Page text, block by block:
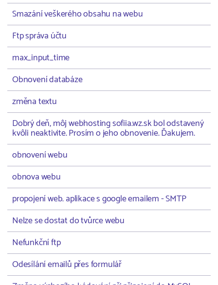
Smazání veškerého obsahu na webu
Ftp správa účtu
max_input_time
Obnovení databáze
změna textu
Dobrý deň, môj webhosting sofiia.wz.sk bol odstavený
kvôli neaktivite. Prosím o jeho obnovenie. Ďakujem.
obnovení webu
obnova webu
propojení web. aplikace s google emailem - SMTP
Nelze se dostat do tvůrce webu
Nefunkční ftp
Odesílání emailů přes formulář